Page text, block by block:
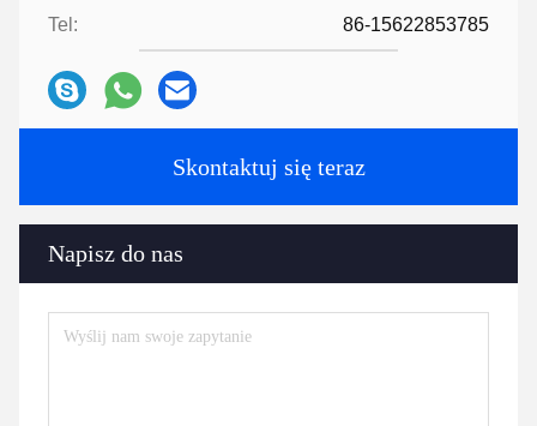
Tel: 86-15622853785
Skontaktuj się teraz
Napisz do nas